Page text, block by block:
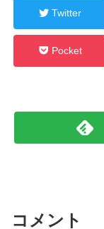
Twitter
Pocket
コメント